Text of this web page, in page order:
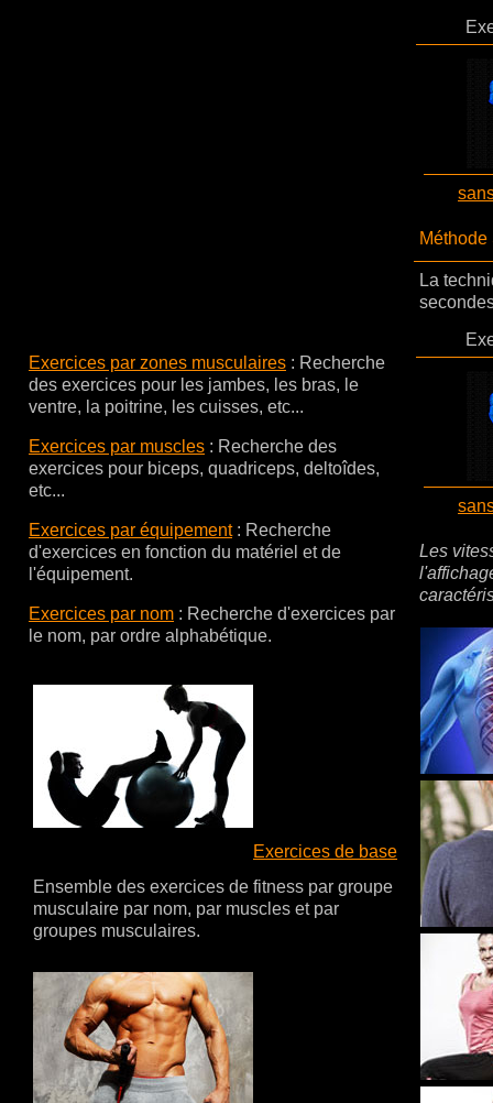
Exercices par zones musculaires : Recherche
des exercices pour les jambes, les bras, le
ventre, la poitrine, les cuisses, etc...
Exercices par muscles : Recherche des
exercices pour biceps, quadriceps, deltoîdes,
etc...
Exercices par équipement: Recherche
d'exercices en fonction du matériel et de
l'équipement.
Exercices par nom : Recherche d'exercices par
le nom, par ordre alphabétique.
Exercices de base
Ensemble des exercices de fitness par groupe
musculaire par nom, par muscles et par
groupes musculaires.
La
Les